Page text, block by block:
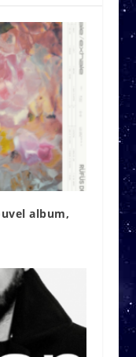
album,